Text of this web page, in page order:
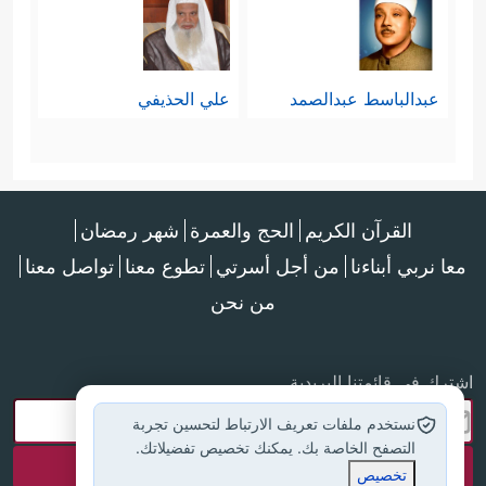
تاسعًا: إن البراءة تتأكَّد فيمن ناصَبَ
الإسلام العداء
﴿یَــٰۤـأَیُّهَا ٱلَّذِینَ ءَامَنُواْ لَا تَـتَّـخِذُواْ
ٱلَّذِینَ ٱتَّخَذُواْ دِینَكُمۡ هُزُوࣰا وَلَعِبࣰا مِّنَ ٱلَّذِینَ أُوتُواْ
إِلَى ٱلصَّلَوٰةِ ٱتَّخَذُوهَا هُزُوࣰا وَلَعِبࣰاۚ﴾
عاشرًا: إن سبب هذا النصب والمجاهرة
الانصياع له﴿قُلۡ یَــٰۤـأَهۡلَ ٱلۡكِتَـٰبِ هَلۡ تَنقِمُونَ مِنَّاۤ
إِلَّاۤ أَنۡ ءَامَنَّا بِٱللَّهِ وَمَاۤ أُنزِلَ إِلَیۡنَا وَمَاۤ أُنزِلَ مِن قَبۡلُ﴾
عبدالباسط عبدالصمد علي الحذيفي
القرآن الكريم الحج والعمرة شهر رمضان
معا نربي أبناءنا من أجل أسرتي تطوع معنا تواصل معنا
من نحن
اشترك في قائمتنا البريدية
نستخدم ملفات تعريف الارتباط لتحسين تجربة
التصفح الخاصة بك. يمكنك تخصيص تفضيلاتك.
تخصيص